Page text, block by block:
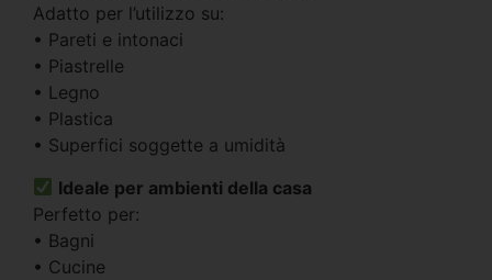
Adatto per l’utilizzo su:
• Pareti e intonaci
• Piastrelle
• Legno
• Plastica
• Superfici soggette a umidità
Ideale per ambienti della casa
Perfetto per:
• Bagni
• Cucine